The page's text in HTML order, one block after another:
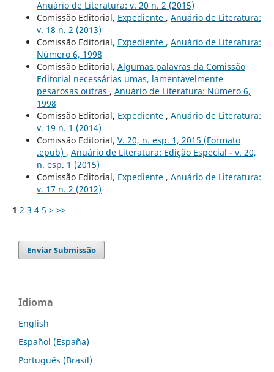
Anuário de Literatura: v. 20 n. 2 (2015)
Comissão Editorial, Expediente , Anuário de Literatura:
v. 18 n. 2 (2013)
Comissão Editorial, Expediente , Anuário de Literatura:
Número 6, 1998
Comissão Editorial, Algumas palavras da Comissão
Editorial necessárias umas, lamentavelmente
pesarosas outras , Anuário de Literatura: Número 6,
1998
Comissão Editorial, Expediente , Anuário de Literatura:
v. 19 n. 1 (2014)
Comissão Editorial, V. 20, n. esp. 1, 2015 (Formato
.epub) , Anuário de Literatura: Edição Especial - v. 20,
n. esp. 1 (2015)
Comissão Editorial, Expediente , Anuário de Literatura:
v. 17 n. 2 (2012)
1 2 3 4 5 > >>
Enviar Submissão
Idioma
English
Español (España)
Português (Brasil)